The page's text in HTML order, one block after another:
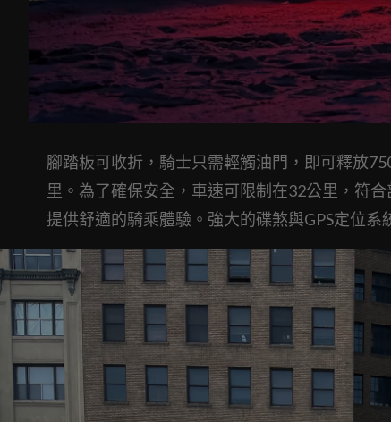
腳踏板可收折，騎士只需輕觸油門，即可釋放
里。為了確保安全，車速可限制在32公里，符
提供舒適的騎乘體驗。強大的碟煞與GPS定位系